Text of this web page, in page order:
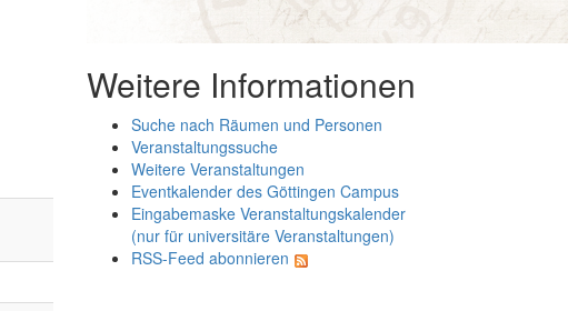
Weitere Informationen
Suche nach Räumen und Personen
Veranstaltungssuche
Weitere Veranstaltungen
Eventkalender des Göttingen Campus
Eingabemaske Veranstaltungskalender
(nur für universitäre Veranstaltungen)
RSS-Feed abonnieren